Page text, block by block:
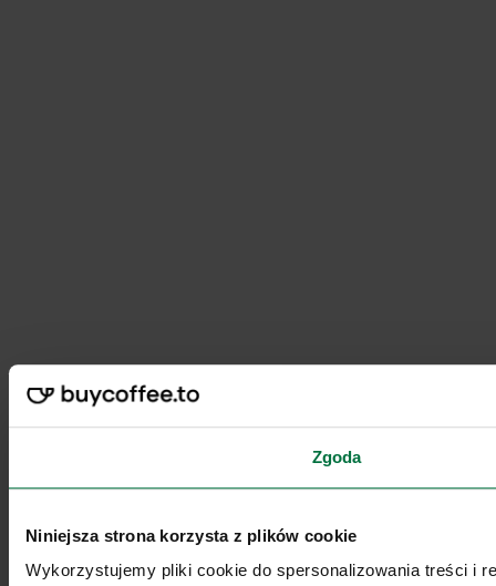
Zgoda
Niniejsza strona korzysta z plików cookie
Wykorzystujemy pliki cookie do spersonalizowania treści i